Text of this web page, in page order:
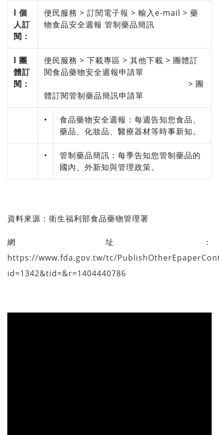
l 個
人訂
閱：
便民服務 > 訂閱電子報 > 輸入e-mail > 藥
物食品安全週報 管制藥品簡訊
l 團
體訂
閱：
便民服務 > 下載專區 > 其他下載 > 團體訂
閱食品藥物安全週報申請單
> 團
體訂閱管制藥品簡訊申請單
•
食品藥物安全週報：每週告知您食品、
藥品、化妝品、醫療器材等時事新知。
•
管制藥品簡訊：每季告知您管制藥品的
國內、外新知與管理政策。
資料來源： 衛生福利部食品藥物管理署
網址：
https://www.fda.gov.tw/tc/
id=1342&tid=&r=1404440786